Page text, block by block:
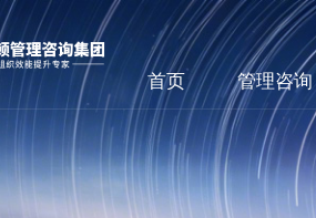
首页 管理咨询